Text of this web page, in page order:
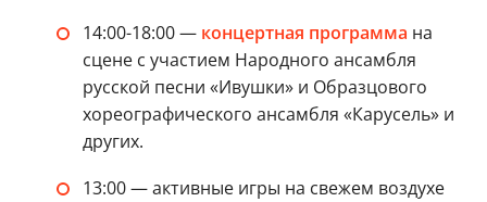
14:00-18:00 — концертная программа на
сцене с участием Народного ансамбля
русской песни «Ивушки» и Образцового
хореографического ансамбля «Карусель» и
других.
13:00 — активные игры на свежем воздухе